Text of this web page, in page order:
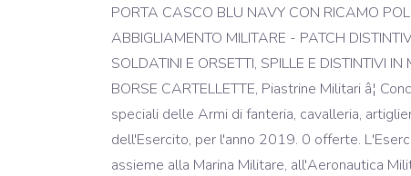
PORTA CASCO BLU NAVY CON RICAMO
ABBIGLIAMENTO MILITARE - PATCH
SOLDATINI E ORSETTI, SPILLE E DISTINTIVI
BORSE CARTELLETTE, Piastrine Militari â¦
speciali delle Armi di fanteria, cavalleria,
dell'Esercito, per l'anno 2019. 0 offerte.
assieme alla Marina Militare, all'Aeronautica